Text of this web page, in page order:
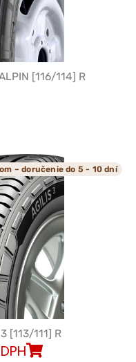
[116/114] R
– doručenie do 5 - 10 dní
[113/111] R